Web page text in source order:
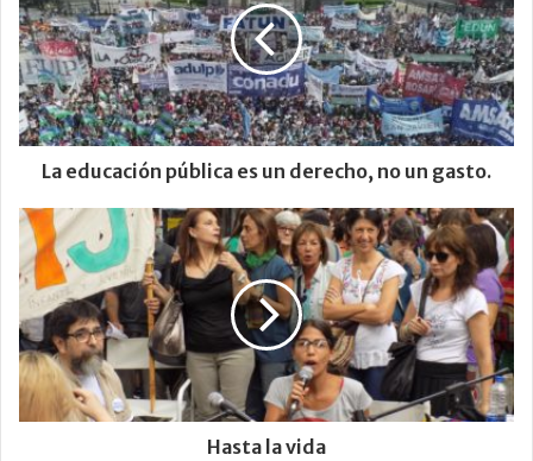
La educación pública es un derecho, no un gasto.
Hasta la vida